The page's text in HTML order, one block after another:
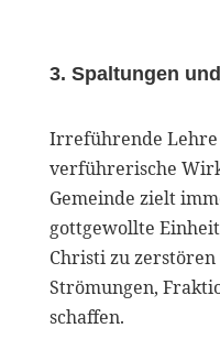
3. Spaltungen
Irreführende Lehre
verführerische
Gemeinde zielt
gottgewollte
Christi zu
Strömungen,
schaffen.